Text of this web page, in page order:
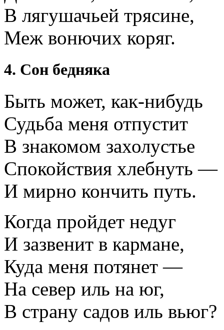
В лягушачьей трясине,
Меж вонючих коряг.
4. Сон бедняка
Быть может, как-нибудь
Судьба меня отпустит
В знакомом захолустье
Спокойствия хлебнуть —
И мирно кончить путь.
Когда пройдет недуг
И зазвенит в кармане,
Куда меня потянет —
На север иль на юг,
В страну садов иль вьюг?